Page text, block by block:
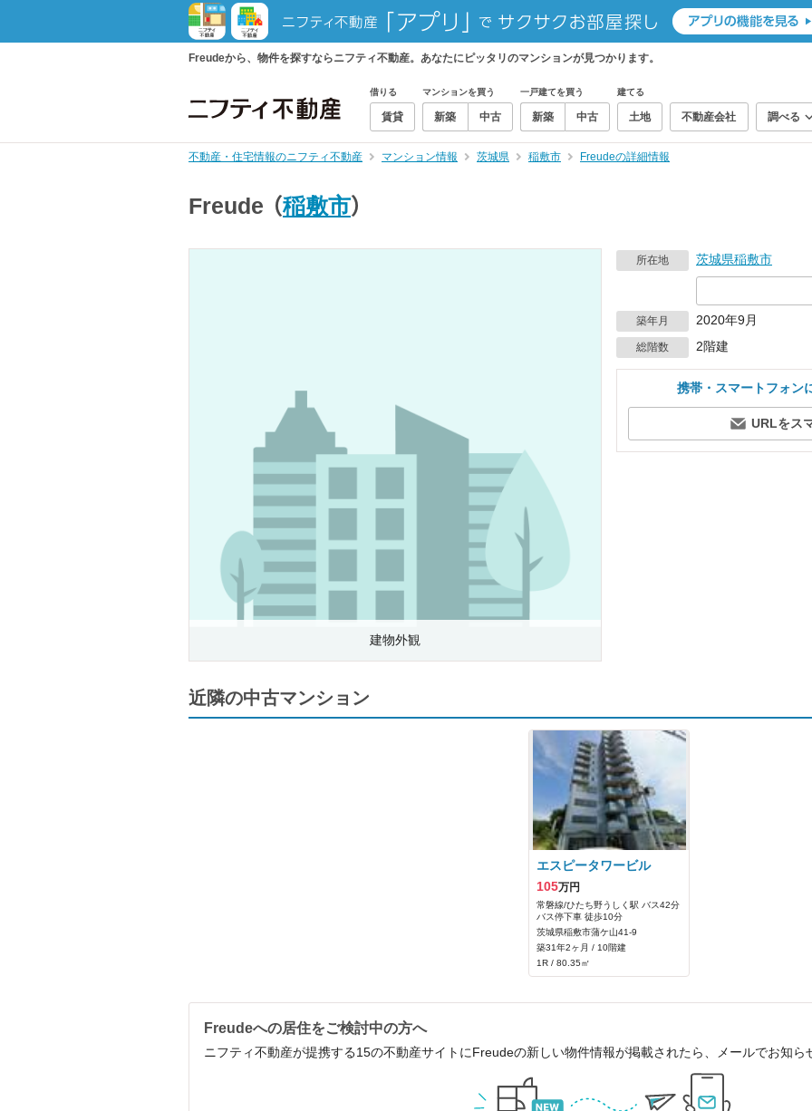
Freudeから、物件を探すならニフティ不動産。あなたにピッタリのマンションが見つかります。
借りる
賃貸
マンションを買う
新築 中古
一戸建てを買う
新築 中古
建てる
土地 不動産会社 調べる
不動産・住宅情報のニフティ不動産 マンション情報 茨城県 稲敷市 Freudeの詳細情報
Freude （稲敷市）
建物外観
所在地 茨城県稲敷市
築年月 2020年9月
総階数 2階建
携帯・スマートフォン
URLをス
近隣の中古マンション
エスピータワービル
105万円
常磐線/ひたち野うしく駅 バス42分
バス停下車 徒歩10分
茨城県稲敷市蒲ケ山41‐9
築31年2ヶ月 / 10階建
1R / 80.35㎡
Freudeへの居住をご検討中の方へ
ニフティ不動産が提携する15の不動産サイトにFreudeの新しい物件情報が掲載されたら、メールでお知ら